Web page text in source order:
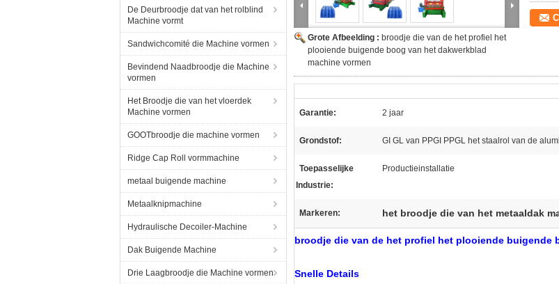
De Deurbroodje dat van het rolblind
Machine vormt
Sandwichcomité die Machine vormen
Bevindend Naadbroodje die Machine
vormen
Het Broodje die van het vloerdek
Machine vormen
GOOTbroodje die machine vormen
Ridge Cap Roll vormmachine
metaal buigende machine
Metaalknipmachine
Hydraulische Decoiler-Machine
Dak Buigende Machine
Drie Laagbroodje die Machine vormen
Grote Afbeelding : broodje die van de het profiel het
plooiende buigende boog van het dakwerkblad
machine vormen
Garantie: 2 jaar
Grondstof: GI GL van PPGI PPGL het staalrol van de
Toepasselijke
Industrie:
Productieinstallatie
Markeren: het broodje die van het metaaldak
broodje die van de het profiel het plooiende buigende
Snelle Details